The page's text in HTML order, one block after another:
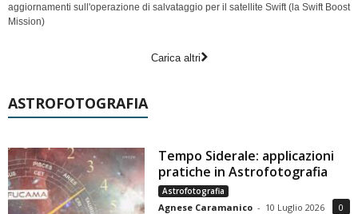
aggiornamenti sull'operazione di salvataggio per il satellite Swift (la Swift Boost
Mission)
Carica altri
ASTROFOTOGRAFIA
Tempo Siderale: applicazioni
pratiche in Astrofotografia
Astrofotografia
Agnese Caramanico - 10 Luglio 2026 0